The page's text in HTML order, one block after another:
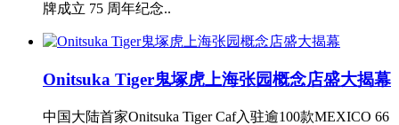
牌成立 75 周年纪念..
Onitsuka Tiger鬼塚虎上海张园概念店盛大揭幕
中国大陆首家Onitsuka Tiger Caf入驻逾100款MEXICO 66